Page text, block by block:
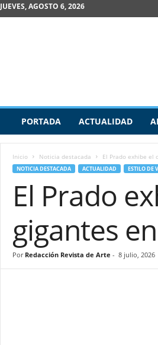
JUEVES, AGOSTO 6, 2026
PORTADA ACTUALIDAD
Inicio Noticia destacada El Prado exhibe el
NOTICIA DESTACADA ACTUALIDAD ESTILO DE
El Prado
gigantes
Por Redacción Revista de Arte - 8 julio, 2026